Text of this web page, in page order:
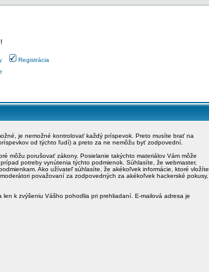
Registrácia
je nemožné kontrolovať každý príspevok. Preto musíte brať na
od týchto ľudí) a preto za ne nemôžu byť zodpovední.
môžu porušovať zákony. Posielanie takýchto materiálov Vám môže
potreby vynútenia týchto podmienok. Súhlasíte, že webmaster,
Ako užívateľ súhlasíte, že akékoľvek informácie, ktoré vložíte
považovaní za zodpovedných za akékoľvek hackerské pokusy,
k zvýšeniu Vášho pohodlia pri prehliadaní. E-mailová adresa je